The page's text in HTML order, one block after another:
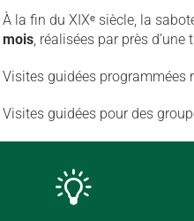
À la fin du XIXᵉ siècle, la
mois, réalisées par près d’une
Visites guidées programmées
Visites guidées pour des